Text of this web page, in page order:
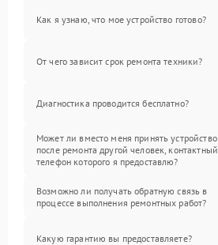
Как я узнаю, что мое устройство готово?
От чего зависит срок ремонта техники?
Диагностика проводится бесплатно?
Может ли вместо меня принять устройство
после ремонта другой человек, контактный
телефон которого я предоставлю?
Возможно ли получать обратную связь в
процессе выполнения ремонтных работ?
Какую гарантию вы предоставляете?